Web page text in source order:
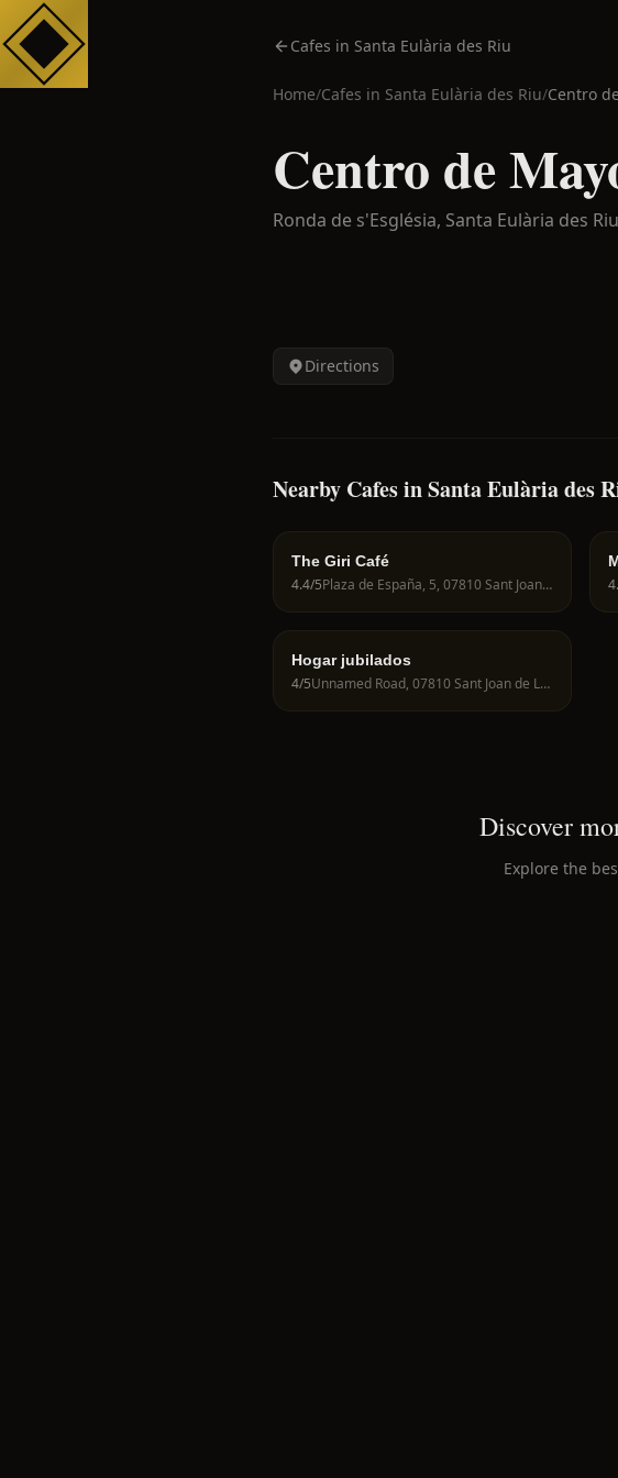
Cafes in Santa Eulària des Riu
Home/Cafes in Santa Eulària des Riu/Centro
Centro de
Ronda de s'Església, Santa Eulària des Riu
Directions
Nearby Cafes in Santa Eulària des
The Giri Café
4.4/5 Plaza de España, 5, 07810 Sant Joan de Labritja, Illes Balears, Spain
Hogar jubilados
4/5 Unnamed Road, 07810 Sant Joan de Labritja, Spain
Discover
Explore the